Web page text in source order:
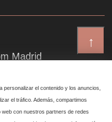
↑
Madrid
6, 4 izq
Madrid
el contenido y los anuncios,
el tráfico. Además, compartimos
con nuestros partners de redes